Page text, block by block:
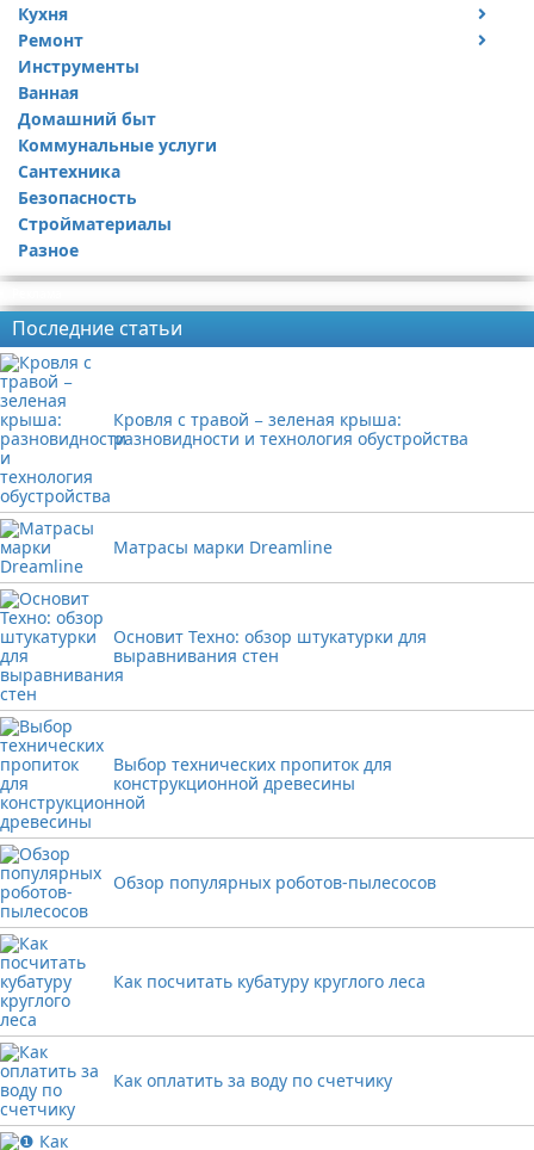
Дизайн дачи
Дизайн квартиры
Кухня
Посуда
Ремонт
Ремонт дачи
Ремонт квартиры
Инструменты
Ванная
Домашний быт
Коммунальные услуги
Сантехника
Безопасность
Стройматериалы
Разное
Последние статьи
Кровля с травой − зеленая крыша:
разновидности и технология обустройства
Матрасы марки Dreamline
Основит Техно: обзор штукатурки для
выравнивания стен
Выбор технических пропиток для
конструкционной древесины
Обзор популярных роботов-пылесосов
Как посчитать кубатуру круглого леса
Как оплатить за воду по счетчику